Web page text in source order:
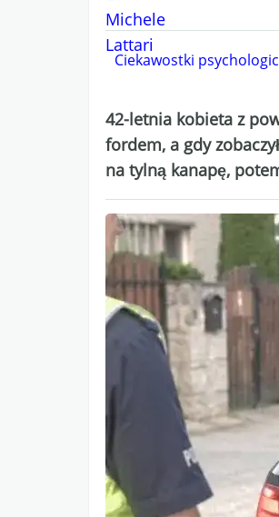
Ciekawostki
42-letnia kobieta z
fordem, a gdy
na tylną kanapę,